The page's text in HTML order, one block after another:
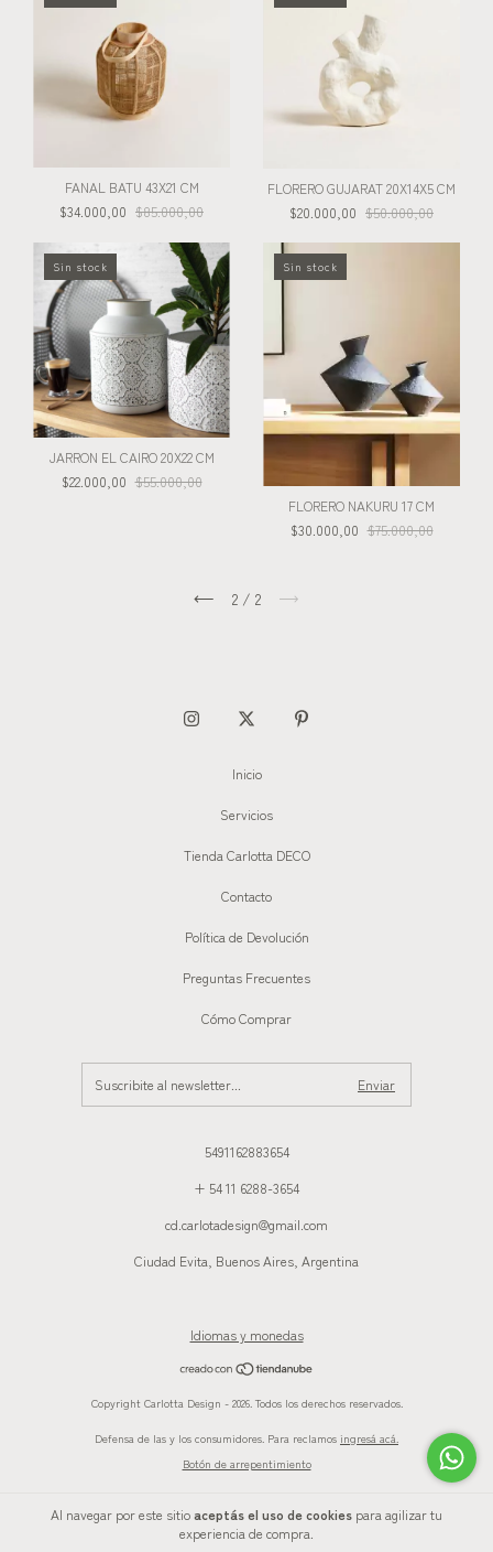
Al navegar por este sitioaceptás el uso de cookies para agilizar tu
experiencia de compra.
FANAL BATU 43X21 CM
$34.000,00 $85.000,00
FLORERO GUJARAT 20X14X5 CM
$20.000,00 $50.000,00
Sin stock
JARRON EL CAIRO 20X22 CM
$22.000,00 $55.000,00
Sin stock
FLORERO NAKURU 17 CM
$30.000,00 $75.000,00
2 / 2
Inicio
Servicios
Tienda Carlotta DECO
Contacto
Política de Devolución
Preguntas Frecuentes
Cómo Comprar
5491162883654
+ 54 11 6288-3654
cd.carlotadesign@gmail.com
Ciudad Evita, Buenos Aires, Argentina
Idiomas y monedas
Copyright Carlotta Design - 2026. Todos los derechos reservados.
Defensa de las y los consumidores. Para reclamos ingresá acá.
Botón de arrepentimiento